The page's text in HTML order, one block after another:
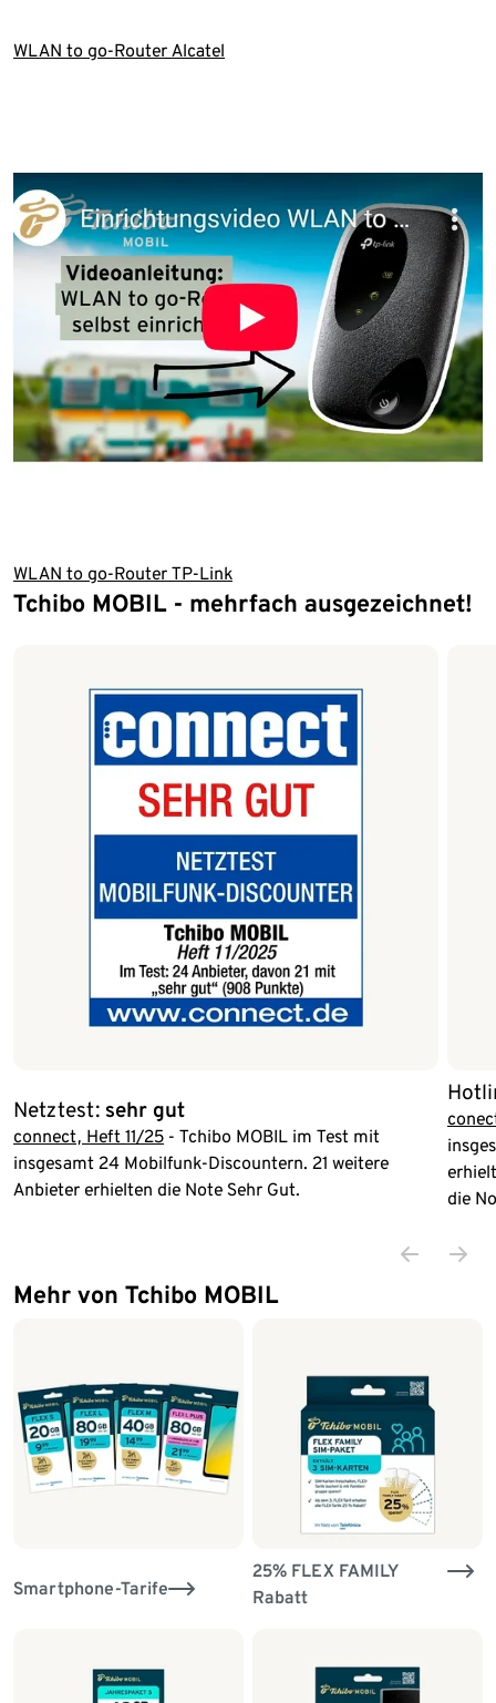
WLAN to go-Router Alcatel
WLAN to go-Router TP-Link
Tchibo MOBIL - mehrfach ausgezeichnet!
Netztest: sehr gut
connect, Heft 11/25 - Tchibo MOBIL im Test mit
insgesamt 24 Mobilfunk-Discountern. 21 weitere
Anbieter erhielten die Note Sehr Gut.
die
Ende der Auflistung
Mehr von Tchibo MOBIL
Smartphone-Tarife
25% FLEX FAMILY
Rabatt